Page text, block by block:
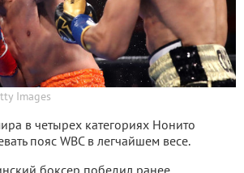
Images
в четырех категориях Нонито
пояс WBС в легчайшем весе.